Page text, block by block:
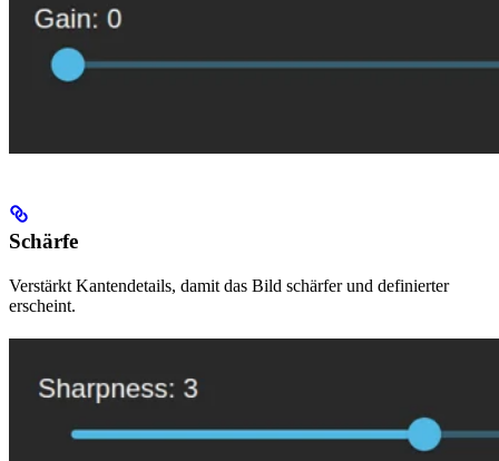
Schärfe
Verstärkt Kantendetails, damit das Bild schärfer und definierter
erscheint.